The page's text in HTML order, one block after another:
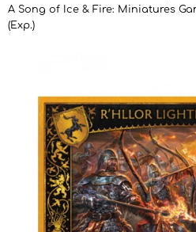
A Song of Ice & Fire: Miniatures
(Exp.)